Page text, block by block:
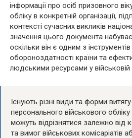
інформації про осіб призовного
обліку в конкретній організації,
контексті сучасних викликів
значення цього документа
оскільки він є одним з
обороноздатності країни та
людськими ресурсами у військовій
Існують різні види та форми витягу
персонального військового обліку
можуть відрізнятися залежно від
та вимог військових комісаріатів